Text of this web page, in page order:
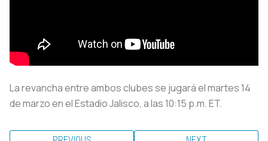
La revancha entre ambos clubes se jugará el martes 14
de marzo en el Estadio Jalisco, a las 10:15 p.m. ET.